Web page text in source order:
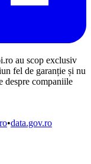
au scop exclusiv
fel de garanție și nu
despre companiile
•data.gov.ro